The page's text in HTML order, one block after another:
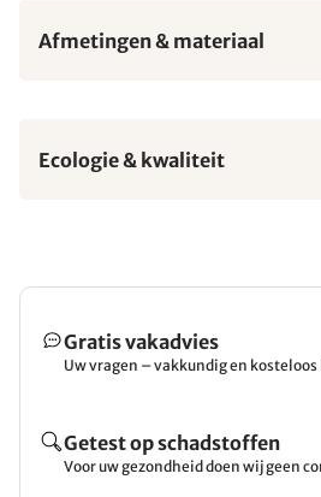
Afmetingen & materiaal
Ecologie & kwaliteit
Gratis vakadvies
Uw vragen – vakkundig en
Getest op schadstoffen
Voor uw gezondheid doen wij geen